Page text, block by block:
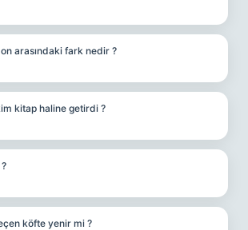
arasındaki fark nedir ?
kitap haline getirdi ?
köfte yenir mi ?